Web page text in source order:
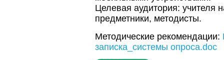
Целевая аудитория: учителя
предметники, методисты.
Методические рекомендации:
записка_системы опроса.doc